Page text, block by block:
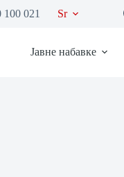
021 Sr
Јавне набавке